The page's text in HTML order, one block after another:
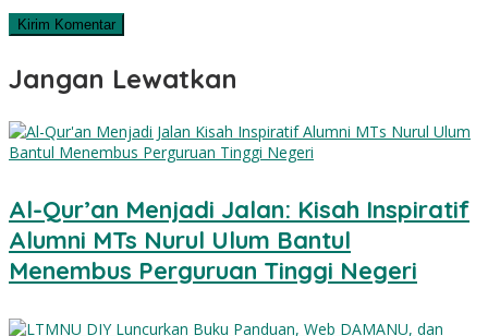
Jangan Lewatkan
Al-Qur’an Menjadi Jalan: Kisah Inspiratif
Alumni MTs Nurul Ulum Bantul
Menembus Perguruan Tinggi Negeri